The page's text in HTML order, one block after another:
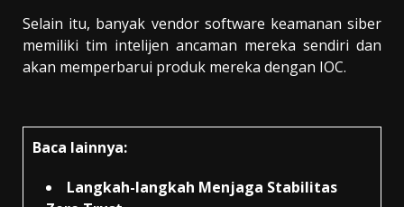
Selain itu, banyak vendor software keamanan siber
memiliki tim intelijen ancaman mereka sendiri dan
akan memperbarui produk mereka dengan IOC.
Baca lainnya:
Langkah-langkah Menjaga Stabilitas